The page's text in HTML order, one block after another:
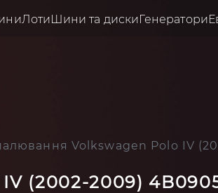
ЛотиШини та дискиГенератори
Volkswagen Polo IV
(2002-2009)